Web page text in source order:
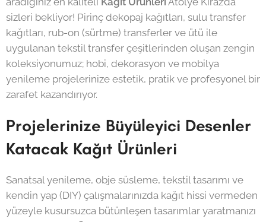
sizleri bekliyor! Pirinç dekopaj kağıtları, sulu transfer
kağıtları, rub-on (sürtme) transferler ve ütü ile
uygulanan tekstil transfer çeşitlerinden oluşan zengin
koleksiyonumuz; hobi, dekorasyon ve mobilya
yenileme projelerinize estetik, pratik ve profesyonel bir
zarafet kazandırıyor.
Projelerinize Büyüleyici Desenler
Katacak Kağıt Ürünleri
Sanatsal yenileme, obje süsleme, tekstil tasarımı ve
kendin yap (DIY) çalışmalarınızda kağıt hissi vermeden
yüzeyle kusursuzca bütünleşen tasarımlar yaratmanızı